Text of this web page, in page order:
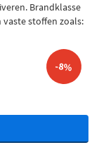
Brandklasse
stoffen zoals:
-8%